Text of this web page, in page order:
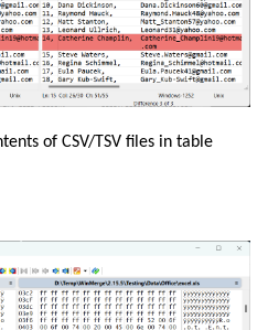
of CSV/TSV files in table